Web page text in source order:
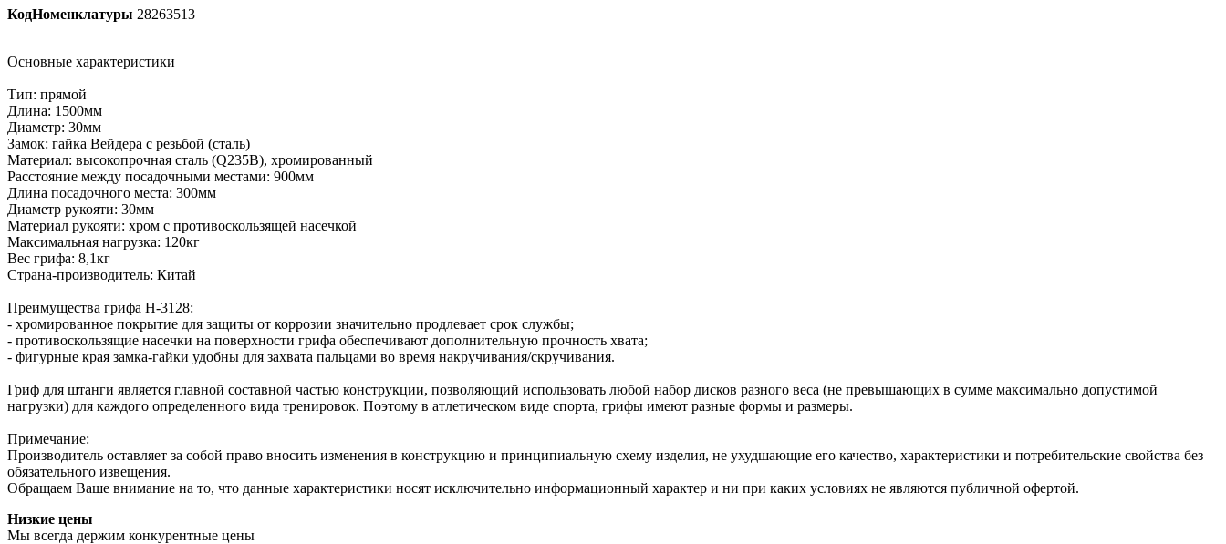
КодНоменклатуры 28263513
Основные характеристики
Тип: прямой
Длина: 1500мм
Диаметр: 30мм
Замок: гайка Вейдера с резьбой (сталь)
Материал: высокопрочная сталь (Q235B), хромированный
Расстояние между посадочными местами: 900мм
Длина посадочного места: 300мм
Диаметр рукояти: 30мм
Материал рукояти: хром с противоскользящей насечкой
Максимальная нагрузка: 120кг
Вес грифа: 8,1кг
Страна-производитель: Китай
Преимущества грифа H-3128:
- хромированное покрытие для защиты от коррозии значительно продлевает срок службы;
- противоскользящие насечки на поверхности грифа обеспечивают дополнительную прочность хвата;
- фигурные края замка-гайки удобны для захвата пальцами во время накручивания/скручивания.
Гриф для штанги является главной составной частью конструкции, позволяющий использовать любой набор дисков разного веса (не превышающих в сумме максимально допустимой
нагрузки) для каждого определенного вида тренировок. Поэтому в атлетическом виде спорта, грифы имеют разные формы и размеры.
Примечание:
Производитель оставляет за собой право вносить изменения в конструкцию и принципиальную схему изделия, не ухудшающие его качество, характеристики и потребительские свойства без
обязательного извещения.
Обращаем Ваше внимание на то, что данные характеристики носят исключительно информационный характер и ни при каких условиях не являются публичной офертой.
Низкие цены
Мы всегда держим конкурентные цены